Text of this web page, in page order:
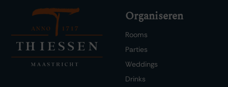
Organiseren
Rooms
Parties
Weddings
Drinks